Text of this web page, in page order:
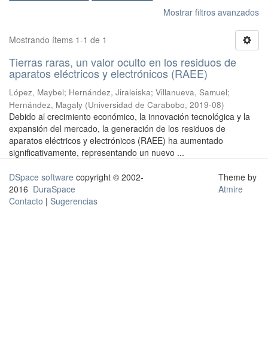
Mostrar filtros avanzados
Mostrando ítems 1-1 de 1
Tierras raras, un valor oculto en los residuos de
aparatos eléctricos y electrónicos (RAEE)
López, Maybel; Hernández, Jiraleiska; Villanueva, Samuel;
Hernández, Magaly (Universidad de Carabobo, 2019-08)
Debido al crecimiento económico, la innovación tecnológica y la
expansión del mercado, la generación de los residuos de
aparatos eléctricos y electrónicos (RAEE) ha aumentado
significativamente, representando un nuevo ...
DSpace software copyright © 2002-
2016 DuraSpace
Contacto | Sugerencias
Theme by
Atmire